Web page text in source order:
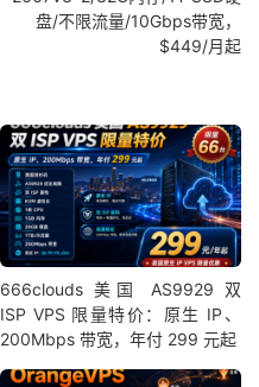
盘/不限流量/10Gbps带宽，
$449/月起
666clouds 美国 AS9929 双
ISP VPS 限量特价：原生 IP、
200Mbps 带宽，年付 299 元起